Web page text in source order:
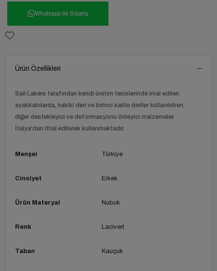
Whatsapp ile Sipariş
Ürün Özellikleri
Sail Lakers tarafından kendi üretim tesislerinde imal edilen
ayakkabılarda, hakiki deri ve birinci kalite deriler kullanılırken,
diğer destekleyici ve deformasyonu önleyici malzemeler
İtalya'dan ithal edilerek kullanmaktadır.
Menşei Türkiye
Cinsiyet Erkek
Ürün Materyal Nubuk
Renk Lacivert
Taban Kauçuk